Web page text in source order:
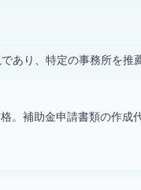
あり、特定の事務所を推
。補助金申請書類の作成